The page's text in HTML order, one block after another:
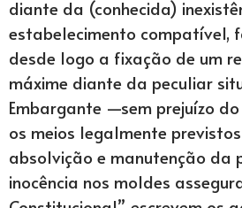
diante da (conhecida)
estabelecimento compatível,
desde logo a fixação de um
máxime diante da peculiar
Embargante —sem prejuízo
os meios legalmente
absolvição e manutenção da
inocência nos moldes